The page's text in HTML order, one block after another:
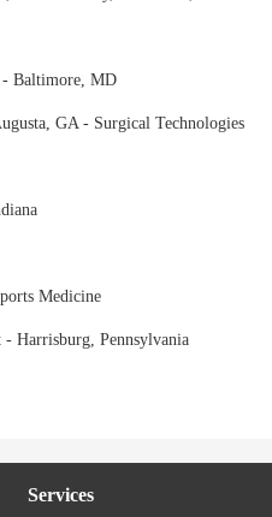
- Baltimore, MD
GA - Surgical Technologies
Medicine
- Harrisburg, Pennsylvania
Services